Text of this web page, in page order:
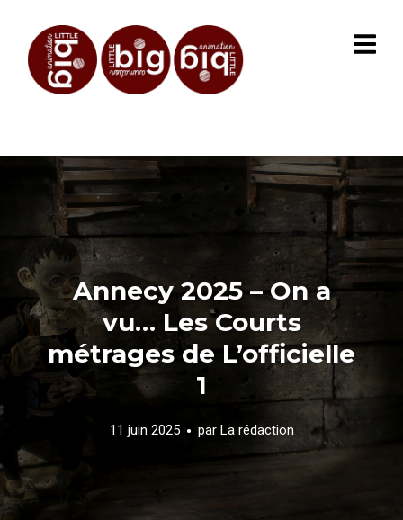
Annecy 2025 – On a
vu… Les Courts
métrages de L’officielle
1
11 juin 2025 par La rédaction